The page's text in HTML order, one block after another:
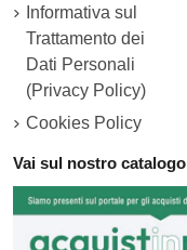
Informativa sul
Trattamento dei
Dati Personali
(Privacy Policy)
Cookies Policy
Vai sul nostro catalogo